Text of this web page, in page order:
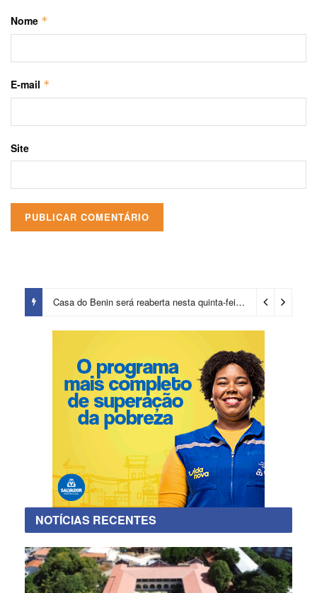
Nome *
E-mail *
Site
Casa do Benin será reaberta nesta quinta-feira (6) 2 dias ago
Prefeitura certifica 4,6 mil trabalhadores pelo programa Treinar para Empregar e realiza Feirão de Empregabilidade
NOTÍCIAS RECENTES